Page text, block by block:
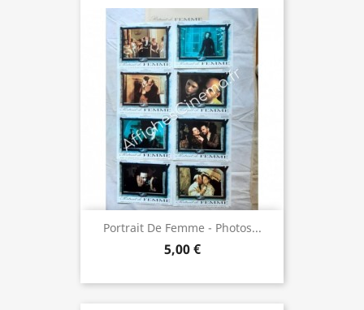
Portrait De Femme - Photos...
5,00 €